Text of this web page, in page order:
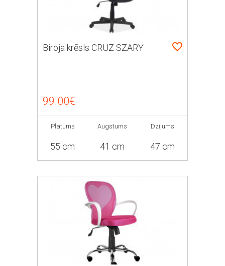
Biroja krēsls CRUZ SZARY
99.00€
Platums
55 cm
Augstums
41 cm
Dziļums
47 cm